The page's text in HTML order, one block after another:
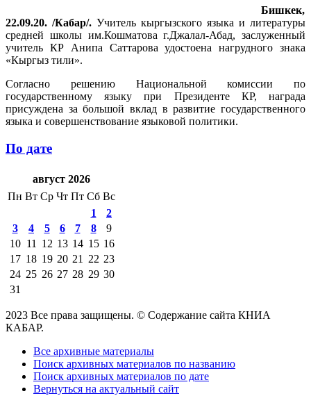
Бишкек,
22.09.20. /Кабар/. Учитель кыргызского языка и литературы
средней школы им.Кошматова г.Джалал-Абад, заслуженный
учитель КР Анипа Саттарова удостоена нагрудного знака
«Кыргыз тили».
Согласно решению Национальной комиссии по
государственному языку при Президенте КР, награда
присуждена за большой вклад в развитие государственного
языка и совершенствование языковой политики.
По дате
август 2026
Пн Вт Ср Чт Пт Сб Вс
1
2
3
4 5 6 7 8
9
10 11 12 13 14 15 16
17 18 19 20 21 22 23
24 25 26 27 28 29 30
31
2023 Все права защищены. © Содержание сайта КНИА
КАБАР.
Все архивные материалы
Поиск архивных материалов по названию
Поиск архивных материалов по дате
Вернуться на актуальный сайт